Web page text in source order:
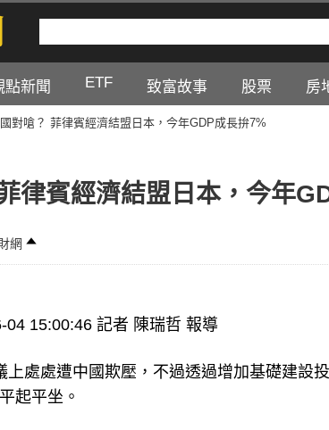
點新聞 ETF 致富故事 股票 房
對嗆？ 菲律賓經濟結盟日本，今年GDP成長拚7%
律賓經濟結盟日本，今年
網
04 15:00:46 記者 陳瑞哲 報導
上處處遭中國欺壓，不過透過增加基礎建設
起平坐。